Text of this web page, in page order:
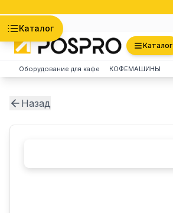
Каталог
Каталог
Оборудование для кафе КОФЕМАШИНЫ
Назад